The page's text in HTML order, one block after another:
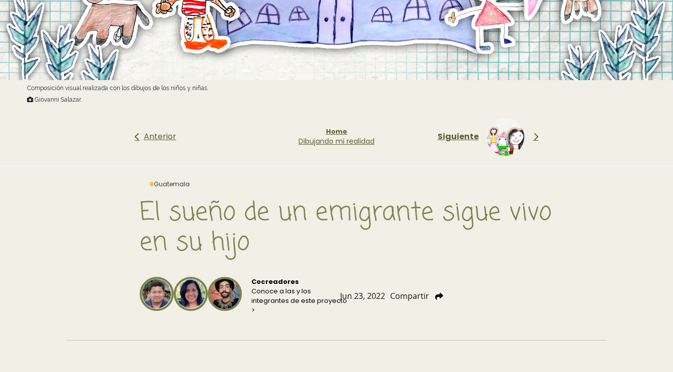
Composición visual realizada con los dibujos de los niños y niñas.
Giovanni Salazar.
Anterior Home
Dibujando mi realidad Siguiente
Guatemala
El sueño de un emigrante sigue vivo
en su hijo
Cocreadores
Conoce a las y los
integrantes de este proyecto
>
Jun 23, 2022 Compartir